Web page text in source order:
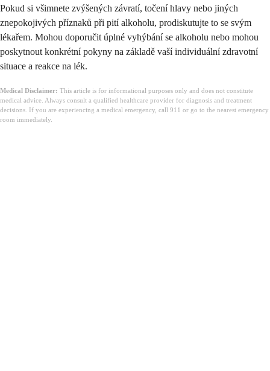
Pokud si všimnete zvýšených závratí, točení hlavy nebo jiných
znepokojivých příznaků při pití alkoholu, prodiskutujte to se svým
lékařem. Mohou doporučit úplné vyhýbání se alkoholu nebo mohou
poskytnout konkrétní pokyny na základě vaší individuální zdravotní
situace a reakce na lék.
Medical Disclaimer: This article is for informational purposes only and does not constitute
medical advice. Always consult a qualified healthcare provider for diagnosis and treatment
decisions. If you are experiencing a medical emergency, call 911 or go to the nearest emergency
room immediately.